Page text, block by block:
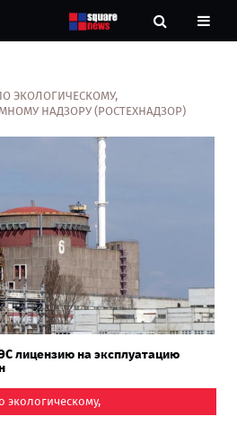
ЭКОЛОГИЧЕСКОМУ,
НАДЗОРУ (РОСТЕХНАДЗОР)
лицензию на эксплуатацию
экологическому,